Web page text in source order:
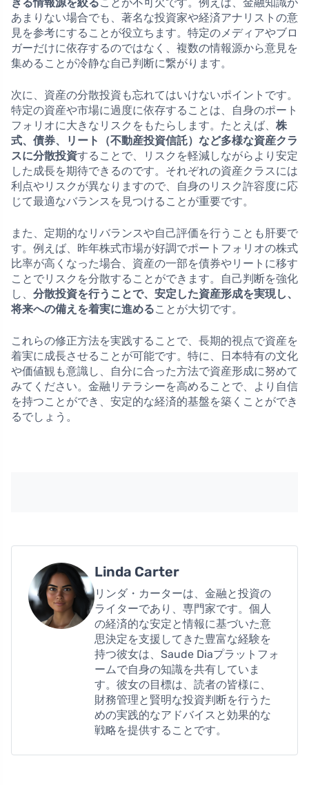
あまりない場合でも、著名な投資家や経済アナリストの意
見を参考にすることが役立ちます。特定のメディアやブロ
ガーだけに依存するのではなく、複数の情報源から意見を
集めることが冷静な自己判断に繋がります。
次に、資産の分散投資も忘れてはいけないポイントです。
特定の資産や市場に過度に依存することは、自身のポート
フォリオに大きなリスクをもたらします。たとえば、 株
式、債券、リート（不動産投資信託）など多様な資産クラ
スに分散投資することで、リスクを軽減しながらより安定
した成長を期待できるのです。それぞれの資産クラスには
利点やリスクが異なりますので、自身のリスク許容度に応
じて最適なバランスを見つけることが重要です。
また、定期的なリバランスや自己評価を行うことも肝要で
す。例えば、昨年株式市場が好調でポートフォリオの株式
比率が高くなった場合、資産の一部を債券やリートに移す
ことでリスクを分散することができます。自己判断を強化
し、 分散投資を行うことで、安定した資産形成を実現し、
将来への備えを着実に進めることが大切です。
これらの修正方法を実践することで、長期的視点で資産を
着実に成長させることが可能です。特に、日本特有の文化
や価値観も意識し、自分に合った方法で資産形成に努めて
みてください。金融リテラシーを高めることで、より自信
を持つことができ、安定的な経済的基盤を築くことができ
るでしょう。
Linda Carter
リンダ・カーターは、金融と投資の
ライターであり、専門家です。個人
の経済的な安定と情報に基づいた意
思決定を支援してきた豊富な経験を
持つ彼女は、Saude Diaプラットフォ
ームで自身の知識を共有していま
す。彼女の目標は、読者の皆様に、
財務管理と賢明な投資判断を行うた
めの実践的なアドバイスと効果的な
戦略を提供することです。